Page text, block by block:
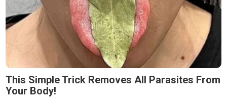
This Simple Trick Removes All Parasites From
Your Body!